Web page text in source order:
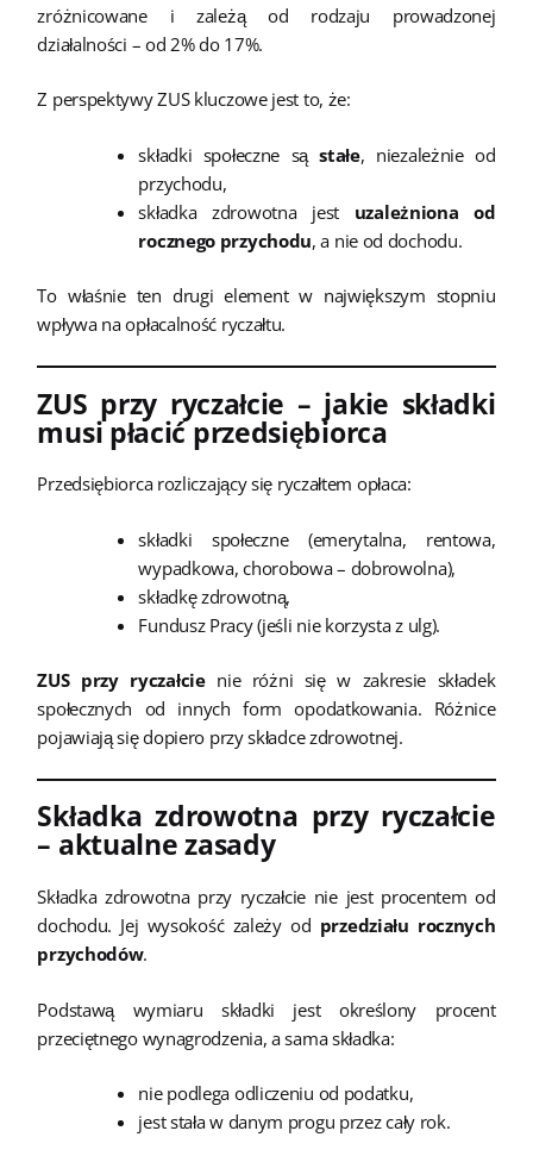
zróżnicowane i zależą od rodzaju prowadzonej
działalności – od 2% do 17%.
Z perspektywy ZUS kluczowe jest to, że:
składki społeczne sąstałe, niezależnie od
przychodu,
składka zdrowotna jest uzależniona od
rocznego przychodu, a nie od dochodu.
To właśnie ten drugi element w największym stopniu
wpływa na opłacalność ryczałtu.
ZUS przy ryczałcie – jakie składki
musi płacić przedsiębiorca
Przedsiębiorca rozliczający się ryczałtem opłaca:
składki społeczne (emerytalna, rentowa,
wypadkowa, chorobowa – dobrowolna),
składkę zdrowotną,
Fundusz Pracy (jeśli nie korzysta z ulg).
ZUS przy ryczałcienie różni się w zakresie składek
społecznych od innych form opodatkowania. Różnice
pojawiają się dopiero przy składce zdrowotnej.
Składka zdrowotna przy ryczałcie
– aktualne zasady
Składka zdrowotna przy ryczałcie nie jest procentem od
dochodu. Jej wysokość zależy od przedziału rocznych
przychodów.
Podstawą wymiaru składki jest określony procent
przeciętnego wynagrodzenia, a sama składka:
nie podlega odliczeniu od podatku,
jest stała w danym progu przez cały rok.